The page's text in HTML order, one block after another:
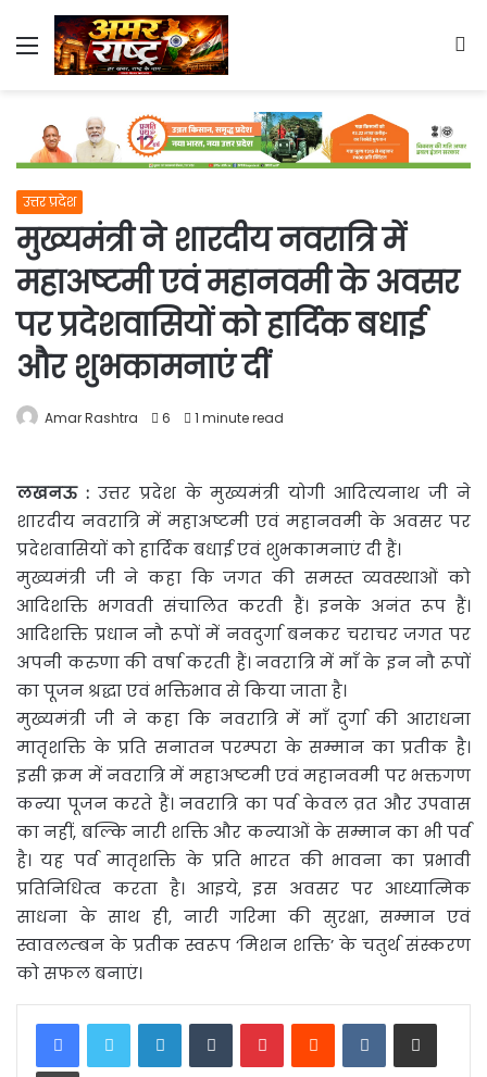
Menu
उत्तर प्रदेश
मुख्यमंत्री ने शारदीय नवरात्रि में
महाअष्टमी एवं महानवमी के अवसर
पर प्रदेशवासियों को हार्दिक बधाई
और शुभकामनाएं दीं
Amar Rashtra 6 1 minute read
लखनऊ: उत्तर प्रदेश के मुख्यमंत्री योगी आदित्यनाथ जी ने
शारदीय नवरात्रि में महाअष्टमी एवं महानवमी के अवसर पर
प्रदेशवासियों को हार्दिक बधाई एवं शुभकामनाएं दी हैं।
मुख्यमंत्री जी ने कहा कि जगत की समस्त व्यवस्थाओं को
आदिशक्ति भगवती संचालित करती हैं। इनके अनंत रूप हैं।
आदिशक्ति प्रधान नौ रूपों में नवदुर्गा बनकर चराचर जगत पर
अपनी करुणा की वर्षा करती हैं। नवरात्रि में माँ के इन नौ रूपों
का पूजन श्रद्धा एवं भक्तिभाव से किया जाता है।
मुख्यमंत्री जी ने कहा कि नवरात्रि में माँ दुर्गा की आराधना
मातृशक्ति के प्रति सनातन परम्परा के सम्मान का प्रतीक है।
इसी क्रम में नवरात्रि में महाअष्टमी एवं महानवमी पर भक्तगण
कन्या पूजन करते हैं। नवरात्रि का पर्व केवल व्रत और उपवास
का नहीं, बल्कि नारी शक्ति और कन्याओं के सम्मान का भी पर्व
है। यह पर्व मातृशक्ति के प्रति भारत की भावना का प्रभावी
प्रतिनिधित्व करता है। आइये, इस अवसर पर आध्यात्मिक
साधना के साथ ही, नारी गरिमा की सुरक्षा, सम्मान एवं
स्वावलम्बन के प्रतीक स्वरूप ‘मिशन शक्ति’ के चतुर्थ संस्करण
को सफल बनाएं।
LinkedInTumblrPinterestReddit VKontakteShare via Email
Print